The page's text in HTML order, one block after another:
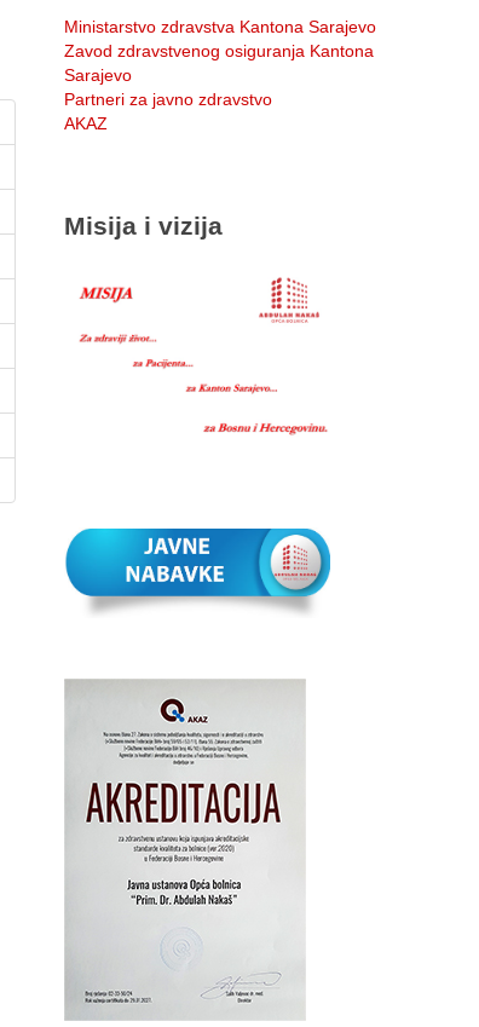
Ministarstvo zdravstva Kantona Sarajevo
Zavod zdravstvenog osiguranja Kantona
Sarajevo
Partneri za javno zdravstvo
AKAZ
Misija i vizija